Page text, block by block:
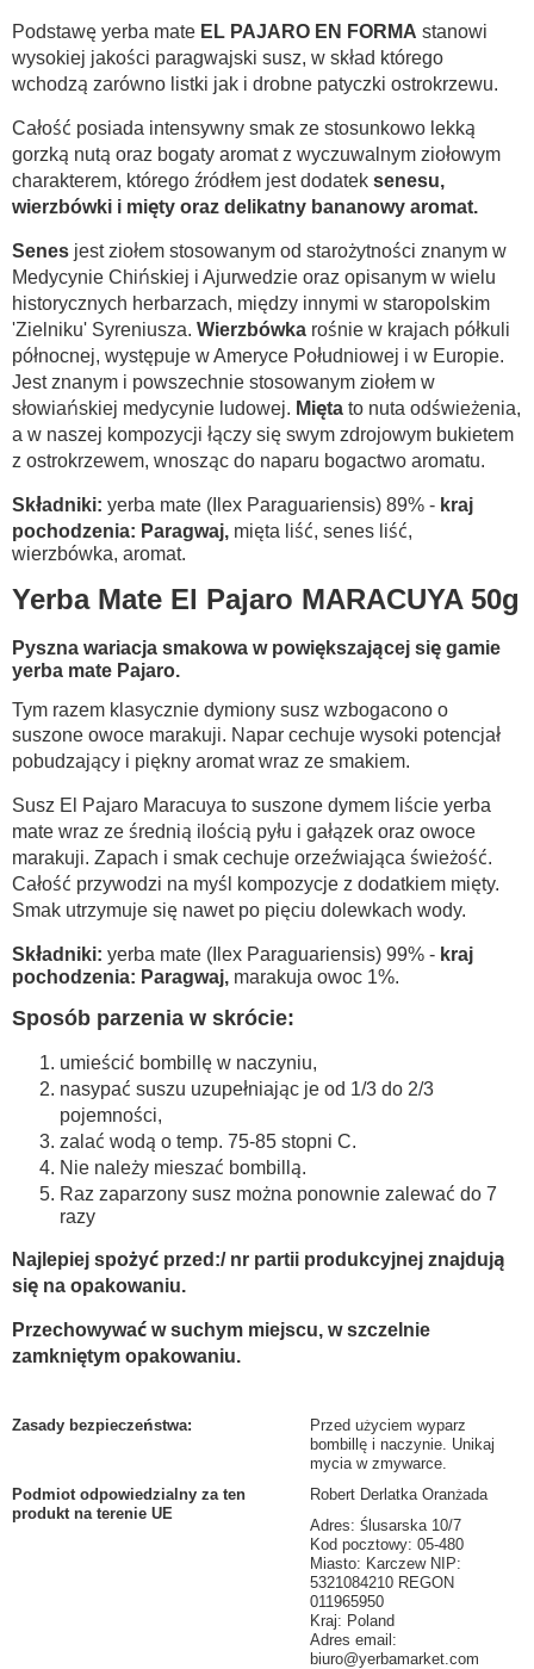
Podstawę yerba mate EL PAJARO EN FORMA stanowi
wysokiej jakości paragwajski susz, w skład którego
wchodzą zarówno listki jak i drobne patyczki ostrokrzewu.
Całość posiada intensywny smak ze stosunkowo lekką
gorzką nutą oraz bogaty aromat z wyczuwalnym ziołowym
charakterem, którego źródłem jest dodatek senesu,
wierzbówki i mięty oraz delikatny bananowy aromat.
Senes jest ziołem stosowanym od starożytności znanym w
Medycynie Chińskiej i Ajurwedzie oraz opisanym w wielu
historycznych herbarzach, między innymi w staropolskim
'Zielniku' Syreniusza. Wierzbówka rośnie w krajach półkuli
północnej, występuje w Ameryce Południowej i w Europie.
Jest znanym i powszechnie stosowanym ziołem w
słowiańskiej medycynie ludowej. Mięta to nuta odświeżenia,
a w naszej kompozycji łączy się swym zdrojowym bukietem
z ostrokrzewem, wnosząc do naparu bogactwo aromatu.
Składniki: yerba mate (Ilex Paraguariensis) 89% - kraj
pochodzenia: Paragwaj, mięta liść, senes liść,
wierzbówka, aromat.
Yerba Mate El Pajaro MARACUYA 50g
Pyszna wariacja smakowa w powiększającej się gamie
yerba mate Pajaro.
Tym razem klasycznie dymiony susz wzbogacono o
suszone owoce marakuji. Napar cechuje wysoki potencjał
pobudzający i piękny aromat wraz ze smakiem.
Susz El Pajaro Maracuya to suszone dymem liście yerba
mate wraz ze średnią ilością pyłu i gałązek oraz owoce
marakuji. Zapach i smak cechuje orzeźwiająca świeżość.
Całość przywodzi na myśl kompozycje z dodatkiem mięty.
Smak utrzymuje się nawet po pięciu dolewkach wody.
Składniki: yerba mate (Ilex Paraguariensis) 99% - kraj
pochodzenia: Paragwaj, marakuja owoc 1%.
Sposób parzenia w skrócie:
umieścić bombillę w naczyniu,
nasypać suszu uzupełniając je od 1/3 do 2/3
pojemności,
zalać wodą o temp. 75-85 stopni C.
Nie należy mieszać bombillą.
Raz zaparzony susz można ponownie zalewać do 7
razy
Najlepiej spożyć przed:/ nr partii produkcyjnej znajdują
się na opakowaniu.
Przechowywać w suchym miejscu, w szczelnie
zamkniętym opakowaniu.
Zasady bezpieczeństwa:
Przed użyciem wyparz
bombillę i naczynie. Unikaj
mycia w zmywarce.
Podmiot odpowiedzialny za ten
produkt na terenie UE
Robert Derlatka Oranżada
Adres: Ślusarska 10/7
Kod pocztowy: 05-480
Miasto: Karczew NIP:
5321084210 REGON
011965950
Kraj: Poland
Adres email:
biuro@yerbamarket.com